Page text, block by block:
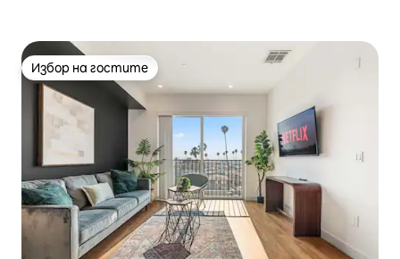
Избор на гостите
Избор на гостите